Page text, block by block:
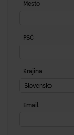
Mesto
PSČ
Krajina
Slovensko
Email